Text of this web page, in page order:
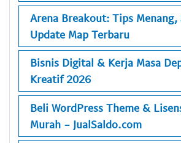
Arena Breakout: Tips Menang,
Update Map Terbaru
Bisnis Digital & Kerja Masa
Kreatif 2026
Beli WordPress Theme &
Murah - JualSaldo.com